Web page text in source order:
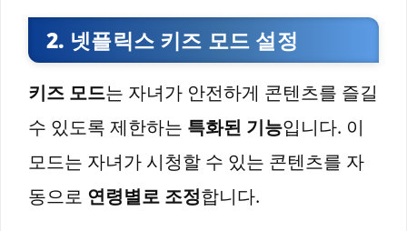
2. 넷플릭스 키즈 모드 설정
키즈 모드는 자녀가 안전하게 콘텐츠를 즐길
수 있도록 제한하는 특화된 기능입니다. 이
모드는 자녀가 시청할 수 있는 콘텐츠를 자
동으로 연령별로 조정합니다.